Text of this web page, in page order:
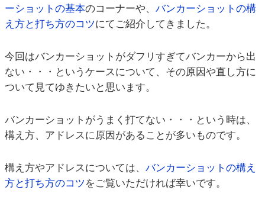
ーショットの基本のコーナーや、 バンカーショットの構
え方と打ち方のコツにてご紹介してきました。
今回はバンカーショットがダフリすぎてバンカーから出
ない・・・というケースについて、その原因や直し方に
ついて見てゆきたいと思います。
バンカーショットがうまく打てない・・・という時は、
構え方、アドレスに原因があることが多いものです。
構え方やアドレスについては、 バンカーショットの構え
方と打ち方のコツ をご覧いただければ幸いです。